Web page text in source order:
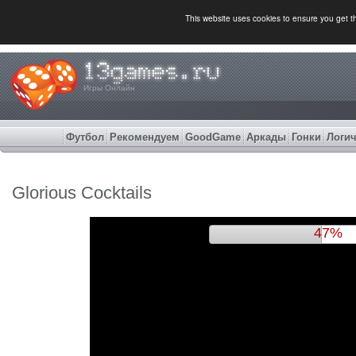
This website uses cookies to ensure you get
Игры Онлайн
Футбол Рекомендуем GoodGame Аркады Гонки
Glorious Cocktails
51%